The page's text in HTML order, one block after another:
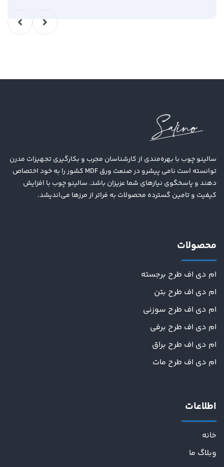
سالینو چوب با بهره‌مندی از کارشناسان مجرب و بکارگیری تجهیزات مدرن
توانسته است نامی پیشرو در صنعت ورق MDF کشور را به خود اختصاص
دهند و پاسخگوی نیازهای شما عزیزان باشد. سالینو چوب با افزایش
کیفیت و تامین گسترده محصولات به فراتر از مرزها می‌اندیشد.
محصولات
ام دی اف طرح برجسته
ام دی اف طرح بتن
ام دی اف طرح سوزنی
ام دی اف طرح برفی
ام دی اف طرح براق
ام دی اف طرح مات
اطلاعات
خانه
وبلاگ ما